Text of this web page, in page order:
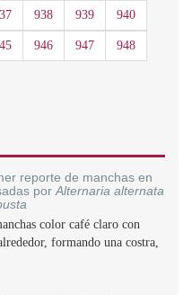
938 939 940
946 947 948
reporte de manchas en
por Alternaria alternata
color café claro con
formando una costra,